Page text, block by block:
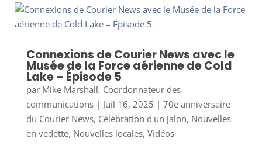
Connexions de Courier News avec le
Musée de la Force aérienne de Cold
Lake – Épisode 5
par Mike Marshall, Coordonnateur des
communications| Juil 16, 2025 | 70e anniversaire
du Courier News, Célébration d'un jalon, Nouvelles
en vedette, Nouvelles locales, Vidéos